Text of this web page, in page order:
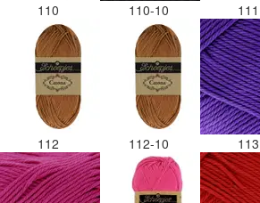
110 110-10 111
112 112-10 113